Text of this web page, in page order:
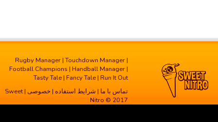
Rugby Manager |Touchdown Manager |
Football Champions | Handball Manager |
Tasty Tale | Fancy Tale | Run It Out
تماس با ما | شرایط استفاده | خصوصی | Sweet
Nitro © 2017